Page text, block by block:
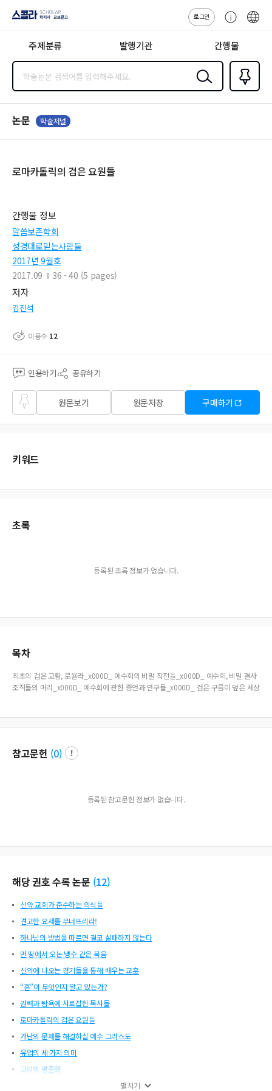
지사·교보문고
로그인
센
주제분류 발행기관 간행물
검색
즐겨찾
기0
논문 학술저널
로마카톨릭의 검은 요원들
간행물 정보
말씀보존학회
성경대로믿는사람들
2017년 9월호
2017.09
36 - 40 (5 pages)
저자
김진석
이용수 12
인용하기 공유하기
즐겨
찾기
원문보기 원문저장 구매하기
키워드
초록
등록된 초록 정보가 없습니다.
목차
최초의 검은 교황, 로욜라_x000D_ 예수회의 비밀 작전들_x000D_ 예수회, 비밀 결사
조직들의 머리_x000D_ 예수회에 관한 증언과 연구들_x000D_ 검은 구름이 덮은 세상
참고문헌 (0)
등록된 참고문헌 정보가 없습니다.
해당 권호 수록 논문 (12)
신약 교회가 준수하는 의식들
견고한 요새를 무너뜨리라!
하나님의 방법을 따르면 결코 실패하지 않는다
먼 땅에서 오는 냉수 같은 복음
신약에 나오는 경기들을 통해 배우는 교훈
“혼”이 무엇인지 알고 있는가?
권력과 탐욕에 사로잡힌 목사들
로마카톨릭의 검은 요원들
가난의 문제를 해결하실 예수 그리스도
유업의 세 가지 의미
교리의 평준화
어린양의 혼인식을 위한 사랑의 노래펼치기